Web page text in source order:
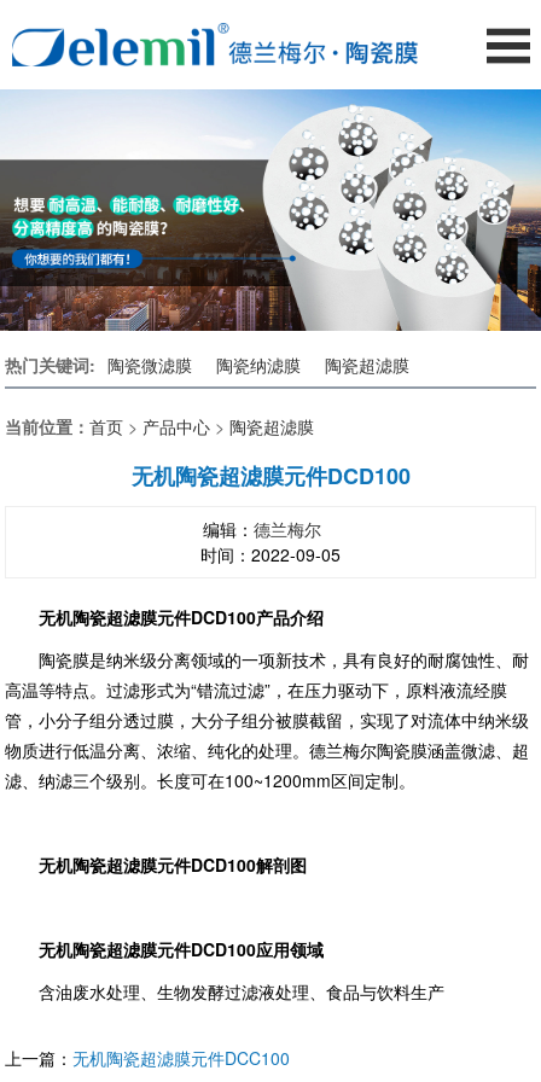
热门关键词: 陶瓷微滤膜 陶瓷纳滤膜 陶瓷超滤膜
当前位置：首页 > 产品中心 >陶瓷超滤膜
无机陶瓷超滤膜元件DCD100
编辑： 德兰梅尔
时间：2022-09-05
无机陶瓷超滤膜元件DCD100产品介绍
陶瓷膜是纳米级分离领域的一项新技术，具有良好的耐腐蚀性、耐
高温等特点。过滤形式为“错流过滤”，在压力驱动下，原料液流经膜
管，小分子组分透过膜，大分子组分被膜截留，实现了对流体中纳米级
物质进行低温分离、浓缩、纯化的处理。德兰梅尔陶瓷膜涵盖微滤、超
滤、纳滤三个级别。长度可在100~1200mm区间定制。
无机陶瓷超滤膜元件DCD100解剖图
无机陶瓷超滤膜元件DCD100应用领域
含油废水处理、生物发酵过滤液处理、食品与饮料生产
上一篇：无机陶瓷超滤膜元件DCC100